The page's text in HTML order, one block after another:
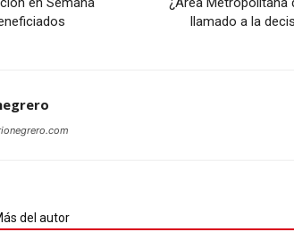
llamado a la
del autor